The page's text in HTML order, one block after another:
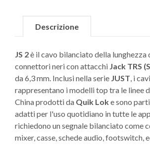
Descrizione
JS 2è il cavo bilanciato della lunghezza
connettori neri con attacchi Jack TRS
da 6,3 mm. Inclusi nella serie JUST, i
rappresentano i modelli top tra le linee
China prodotti da Quik Loke sono
adatti per l'uso quotidiano in tutte le
richiedono un segnale bilanciato come
mixer, casse, schede audio, footswitch,